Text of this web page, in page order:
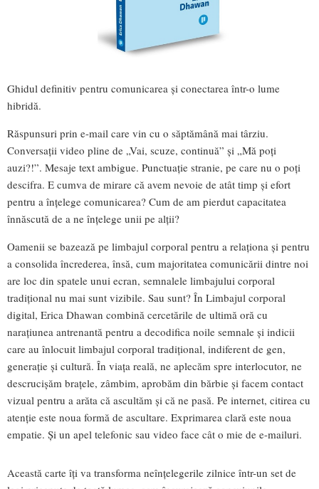
Ghidul definitiv pentru comunicarea și conectarea într-o lume
hibridă.
Răspunsuri prin e-mail care vin cu o săptămână mai târziu.
Conversații video pline de „Vai, scuze, continuă” și „Mă poți
auzi?!”. Mesaje text ambigue. Punctuație stranie, pe care nu o poți
descifra. E cumva de mirare că avem nevoie de atât timp și efort
pentru a înțelege comunicarea? Cum de am pierdut capacitatea
înnăscută de a ne înțelege unii pe alții?
Oamenii se bazează pe limbajul corporal pentru a relaționa și pentru
a consolida încrederea, însă, cum majoritatea comunicării dintre noi
are loc din spatele unui ecran, semnalele limbajului corporal
tradițional nu mai sunt vizibile. Sau sunt? În Limbajul corporal
digital, Erica Dhawan combină cercetările de ultimă oră cu
narațiunea antrenantă pentru a decodifica noile semnale și indicii
care au înlocuit limbajul corporal tradițional, indiferent de gen,
generație și cultură. În viața reală, ne aplecăm spre interlocutor, ne
descrucișăm brațele, zâmbim, aprobăm din bărbie și facem contact
vizual pentru a arăta că ascultăm și că ne pasă. Pe internet, citirea cu
atenție este noua formă de ascultare. Exprimarea clară este noua
empatie. Și un apel telefonic sau video face cât o mie de e-mailuri.
Această carte îți va transforma neînțelegerile zilnice într-un set de